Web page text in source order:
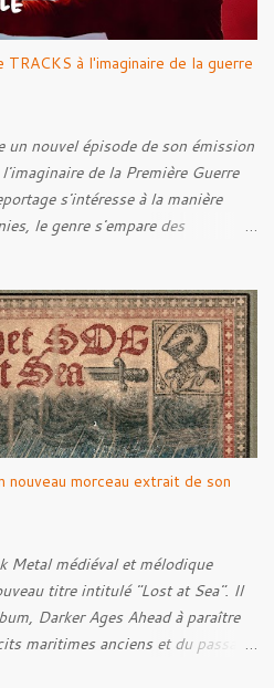
TRACKS à l'imaginaire de la guerre
un nouvel épisode de son émission
de la Première Guerre
s'intéresse à la manière
le genre s'empare des
à la rencontre de Noise (
Kumar ( 1914 ), qui reviennent sur
mondiale. Le documentaire
producteur Kristian "Kohle"
de 1914 , ainsi qu'à l'historien
allemand des blindés de Munster,
la place des images de guerre
du Metal. Le reportage est à
morceau extrait de son
Metal médiéval et mélodique
titre intitulé "Lost at Sea". Il
Darker Ages Ahead à paraître
maritimes anciens et du passage